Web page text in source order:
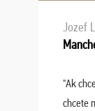
Jozef L.
"Ak
chcete